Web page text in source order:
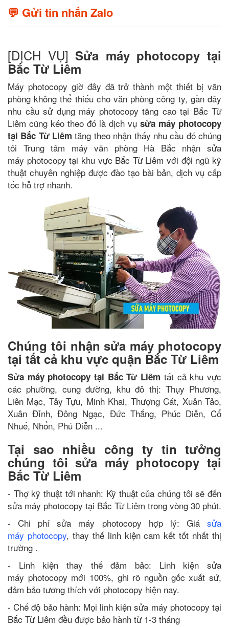
💬 Gửi tin nhắn Zalo
[DỊCH VỤ]Sửa máy photocopy tại
Bắc Từ Liêm
Máy photocopy giờ đây đã trở thành một thiết bị văn
phòng không thể thiếu cho văn phòng công ty, gần đây
nhu cầu sử dụng máy photocopy tăng cao tại Bắc Từ
Liêm cũng kéo theo đó là dịch vụ sửa máy photocopy
tại Bắc Từ Liêm tăng theo nhận thấy nhu cầu đó chúng
tôi Trung tâm máy văn phòng Hà Bắc nhận sửa
máy photocopy tại khu vực Bắc Từ Liêm với đội ngũ kỹ
thuật chuyên nghiệp được đào tạo bài bản, dịch vụ cấp
tốc hỗ trợ nhanh.
Chúng tôi nhận sửa máy photocopy
tại tất cả khu vực quận Bắc Từ Liêm
Sửa máy photocopy tại Bắc Từ Liêm tất cả khu vực
các phường, cung đường, khu đô thị: Thụy Phương,
Liên Mạc, Tây Tựu, Minh Khai, Thượng Cát, Xuân Tảo,
Xuân Đỉnh, Đông Ngạc, Đức Thắng, Phúc Diễn, Cổ
Nhuế, Nhổn, Phú Diễn ...
Tại sao nhiều công ty tin tưởng
chúng tôi sửa máy photocopy tại
Bắc Từ Liêm
- Thợ kỹ thuật tới nhanh: Kỹ thuật của chúng tôi sẽ đến
sửa máy photocopy tại Bắc Từ Liêm trong vòng 30 phút.
- Chi phí sửa máy photocopy hợp lý: Giá sửa
máy photocopy, thay thế linh kiện cam kết tốt nhất thị
trường .
- Linh kiện thay thế đảm bảo: Linh kiện sửa
máy photocopy mới 100%, ghi rõ nguồn gốc xuất sứ,
đảm bảo tương thích với photocopy hiện nay.
- Chế độ bảo hành: Mọi linh kiện sửa máy photocopy tại
Bắc Từ Liêm đều được bảo hành từ 1-3 tháng